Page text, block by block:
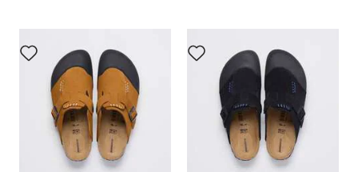
koloru
spowoduje
zmianę
produktu
koloru
spowoduje
zmianę
produktu